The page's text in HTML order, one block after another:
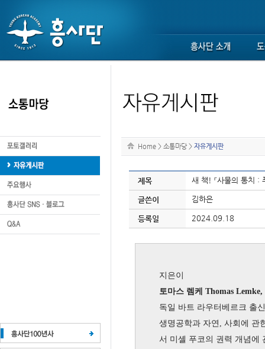
Home > 소통마당 > 자유게시판
제목 새 책! 『사물의 통치 :
글쓴이 김하은
등록일 2024.09.18
지은이
토마스 렘케 Thomas Lemke,
독일 바트 라우터베르크 출
생명공학과 자연, 사회에 관
서 미셸 푸코의 권력 개념에